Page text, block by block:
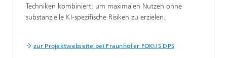
Techniken kombiniert, um maximalen Nutzen ohne
substanzielle KI-spezifische Risiken zu erzielen.
zur Projektwebseite bei Fraunhofer FOKUS DPS